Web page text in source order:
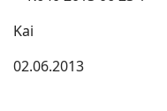
Kai
02.06.2013